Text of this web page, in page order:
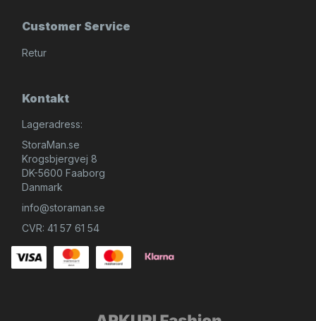
Customer Service
Retur
Kontakt
Lageradress:
StoraMan.se
Krogsbjergvej 8
DK-5600 Faaborg
Danmark
info@storaman.se
CVR: 41 57 61 54